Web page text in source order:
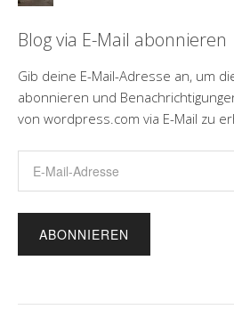
Blog via E-Mail abonnieren
Gib deine E-Mail-Adresse an, um
abonnieren und
von wordpress.com via E-Mail zu
Mail-